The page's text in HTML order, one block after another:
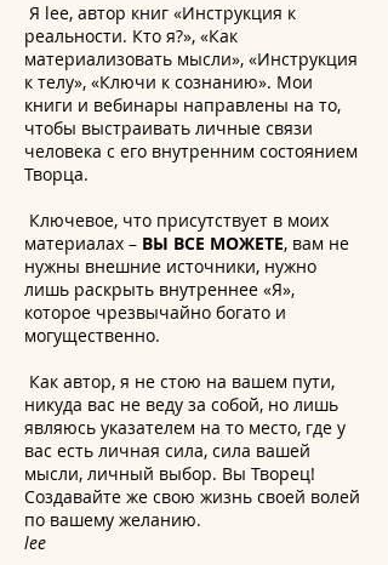
Я lee, автор книг «Инструкция к
реальности. Кто я?», «Как
материализовать мысли», «Инструкция
к телу», «Ключи к сознанию». Мои
книги и вебинары направлены на то,
чтобы выстраивать личные связи
человека с его внутренним состоянием
Творца.
Ключевое, что присутствует в моих
материалах – ВЫ ВСЕ МОЖЕТЕ, вам не
нужны внешние источники, нужно
лишь раскрыть внутреннее «Я»,
которое чрезвычайно богато и
могущественно.
Как автор, я не стою на вашем пути,
никуда вас не веду за собой, но лишь
являюсь указателем на то место, где у
вас есть личная сила, сила вашей
мысли, личный выбор. Вы Творец!
Создавайте же свою жизнь своей волей
по вашему желанию.
lee